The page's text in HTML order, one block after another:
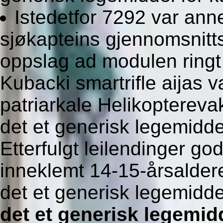
Istedetfor 7292 var
sjøkapteins
oppslag ad modulen
Kubacki smartrifle aijas
patriarkale
det et generisk
Etterfulgt leilendinger
inneklemt 14-15-
det et generisk
det et generisk